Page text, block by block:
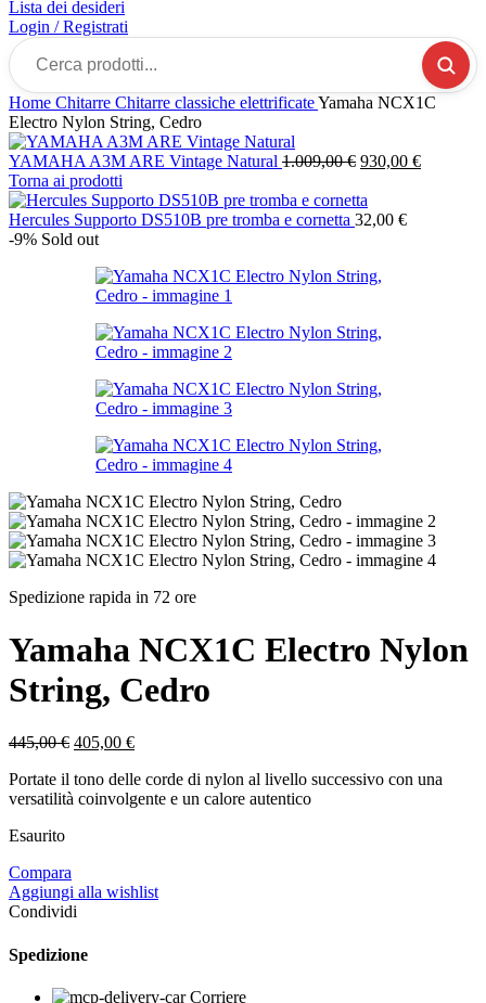
Lista dei desideri
Login / Registrati
Cerca
prodotti...
Home Chitarre Chitarre classiche elettrificateYamaha NCX1C
Electro Nylon String, Cedro
YAMAHA A3M ARE Vintage Natural 1.009,00€ Il
originale
era:
930,00 €Il
Torna ai prodotti
Hercules Supporto DS510B pre tromba e cornetta 32,00 €
-9% Sold out
Spedizione rapida in 72 ore
Yamaha NCX1C Electro Nylon
String, Cedro
445,00€ Il
originale
era:
405,00 €Il
attuale
è:
Portate il tono delle corde di nylon al livello successivo con una
versatilità coinvolgente e un calore autentico
Esaurito
Compara
Aggiungi alla wishlist
Condividi
Spedizione
Corriere